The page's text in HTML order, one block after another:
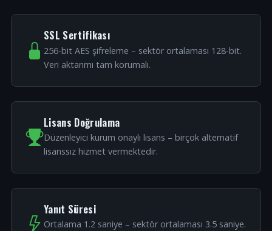
SSL Sertifikası
256-bit AES şifreleme – sektör ortalaması 128-bit.
Veri aktarımı tam korumalı.
Lisans Doğrulama
Düzenleyici kurum onaylı lisans – birçok alternatif
lisanssız hizmet vermektedir.
Yanıt Süresi
Ortalama 1.2 saniye – sektör ortalaması 3.5 saniye.